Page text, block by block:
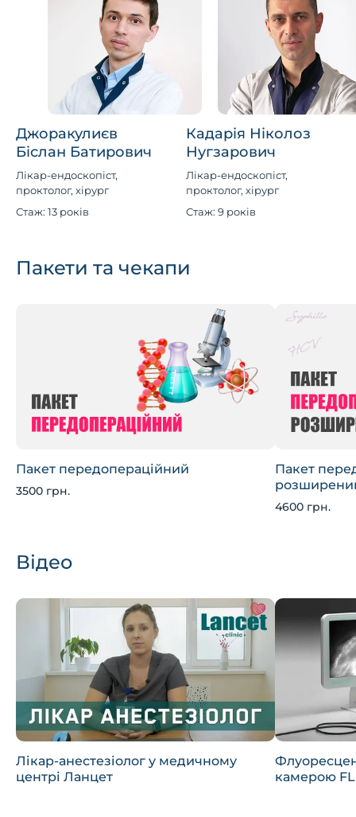
Джоракулиєв
Біслан Батирович
Лікар-ендоскопіст,
проктолог, хірург
Стаж: 13 років
Кадарія Ніколоз
Нугзарович
Лікар-ендоскопіст,
проктолог, хірург
Стаж: 9 років
Пакети та чекапи
Пакет передопераційний
3500 грн.
Пакет
4600 грн.
Відео
Лікар-анестезіолог у медичному
центрі Ланцет
камерою